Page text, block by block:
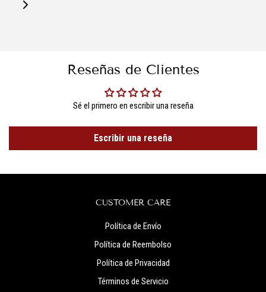
Reseñas de Clientes
Sé el primero en escribir una reseña
Escribir una reseña
CUSTOMER CARE
Política de Envío
Política de Reembolso
Política de Privacidad
Términos de Servicio